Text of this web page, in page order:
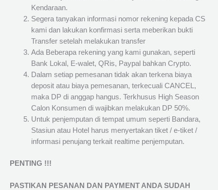
Kendaraan.
Segera tanyakan informasi nomor rekening kepada CS
kami dan lakukan konfirmasi serta meberikan bukti
Transfer setelah melakukan transfer
Ada Beberapa rekening yang kami gunakan, seperti
Bank Lokal, E-walet, QRis, Paypal bahkan Crypto.
Dalam setiap pemesanan tidak akan terkena biaya
deposit atau biaya pemesanan, terkecuali CANCEL,
maka DP di anggap hangus. Terkhusus High Season
Calon Konsumen di wajibkan melakukan DP 50%.
Untuk penjemputan di tempat umum seperti Bandara,
Stasiun atau Hotel harus menyertakan tiket / e-tiket /
informasi penujang terkait realtime penjemputan.
PENTING !!!
PASTIKAN PESANAN DAN PAYMENT ANDA SUDAH